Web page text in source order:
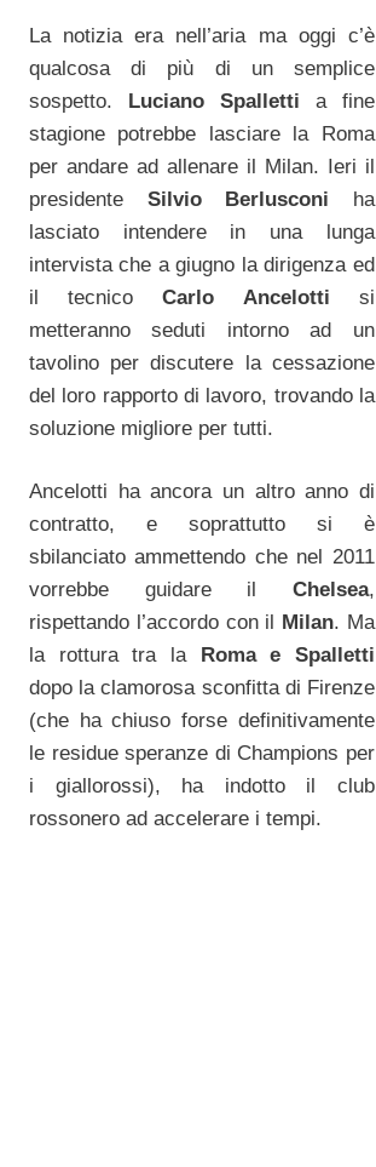
La notizia era nell’aria ma oggi c’è
qualcosa di più di un semplice
sospetto. Luciano Spalletti a fine
stagione potrebbe lasciare la Roma
per andare ad allenare il Milan. Ieri il
presidente Silvio Berlusconi ha
lasciato intendere in una lunga
intervista che a giugno la dirigenza ed
il tecnicoCarlo Ancelotti si
metteranno seduti intorno ad un
tavolino per discutere la cessazione
del loro rapporto di lavoro, trovando la
soluzione migliore per tutti.
Ancelotti ha ancora un altro anno di
contratto, e soprattutto si è
sbilanciato ammettendo che nel 2011
vorrebbe guidare il Chelsea,
rispettando l’accordo con il
Milan. Ma
la rottura tra la
Roma e Spalletti
dopo la clamorosa sconfitta di Firenze
(che ha chiuso forse definitivamente
le residue speranze di Champions per
i giallorossi), ha indotto il club
rossonero ad accelerare i tempi.